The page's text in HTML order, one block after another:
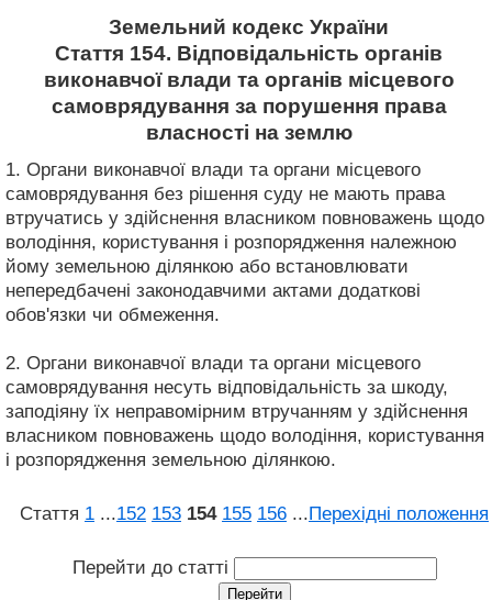
Земельний кодекс України
Стаття 154. Відповідальність органів
виконавчої влади та органів місцевого
самоврядування за порушення права
власності на землю
1. Органи виконавчої влади та органи місцевого
самоврядування без рішення суду не мають права
втручатись у здійснення власником повноважень щодо
володіння, користування і розпорядження належною
йому земельною ділянкою або встановлювати
непередбачені законодавчими актами додаткові
обов'язки чи обмеження.
2. Органи виконавчої влади та органи місцевого
самоврядування несуть відповідальність за шкоду,
заподіяну їх неправомірним втручанням у здійснення
власником повноважень щодо володіння, користування
і розпорядження земельною ділянкою.
Стаття 1 ...152 153 154 155 156 ...Перехідні положення
Перейти до статті